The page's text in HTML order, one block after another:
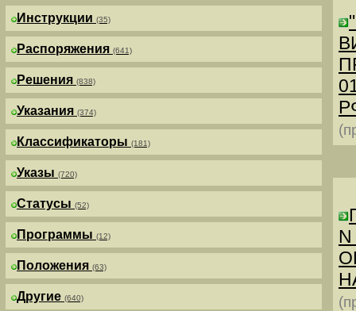
Инструкции (35)
Распоряжения (641)
Решения (838)
Указания (374)
Классификаторы (181)
Указы (720)
Статусы (52)
Программы (12)
Положения (63)
Другие (640)